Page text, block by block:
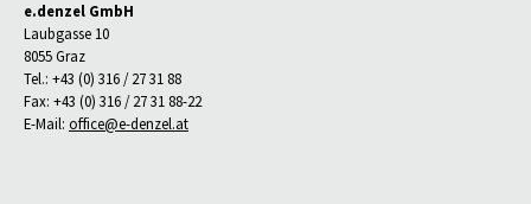
e.denzel GmbH
Laubgasse 10
8055 Graz
Tel.: +43 (0) 316 / 27 31 88
Fax: +43 (0) 316 / 27 31 88-22
E-Mail: office@e-denzel.at